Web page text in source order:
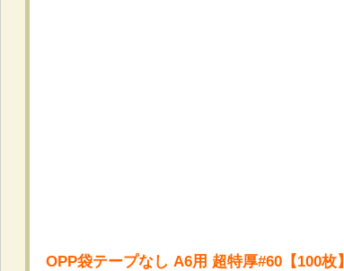
OPP袋テープなし A6用 超特厚#60【100枚】